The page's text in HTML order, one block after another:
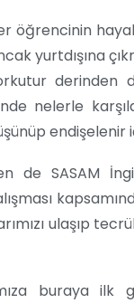
öğrencinin
yurtdışına
derinden
nelerle
endişelenir
de SASAM
ulaşıp
buraya ilk